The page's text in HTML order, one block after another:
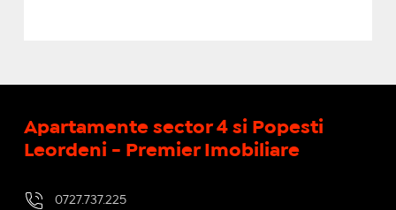
Apartamente sector 4 si Popesti
Leordeni - Premier Imobiliare
0727.737.225